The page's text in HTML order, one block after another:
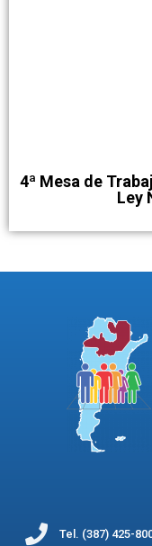
4ª Mesa de
Ley
Tel. (387) 425-